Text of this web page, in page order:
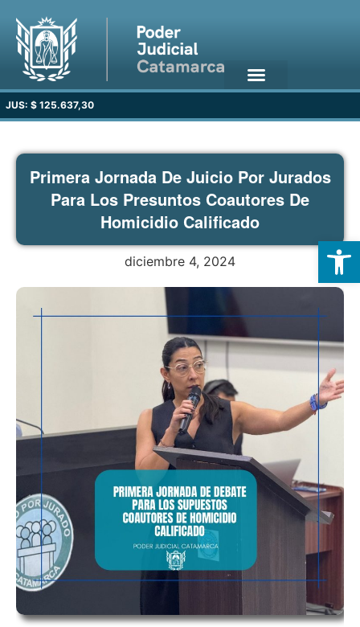
JUS: $ 125.637,30
Primera Jornada De Juicio Por Jurados
Para Los Presuntos Coautores De
Homicidio Calificado
diciembre 4, 2024